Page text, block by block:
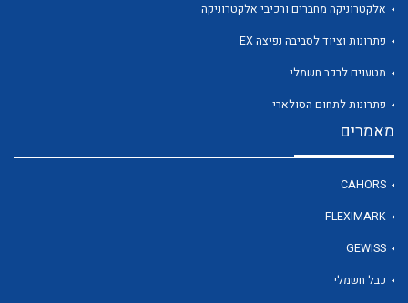
לכל מוצרי היצרן
אלקטרוניקה מחברים ורכיבי אלקטרוניקה
פתרונות וציוד לסביבה נפיצה EX
מטענים לרכב חשמלי
פתרונות לתחום הסולארי
מאמרים
CAHORS
FLEXIMARK
GEWISS
כבל חשמלי